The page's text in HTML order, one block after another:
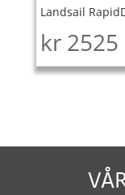
Landsail
kr 2525